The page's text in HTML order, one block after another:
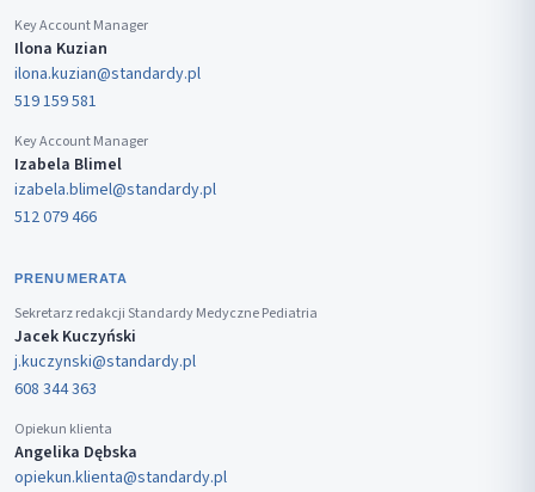
Key Account Manager
Ilona Kuzian
ilona.kuzian@standardy.pl
519 159 581
Key Account Manager
Izabela Blimel
izabela.blimel@standardy.pl
512 079 466
PRENUMERATA
Sekretarz redakcji Standardy Medyczne Pediatria
Jacek Kuczyński
j.kuczynski@standardy.pl
608 344 363
Opiekun klienta
Angelika Dębska
opiekun.klienta@standardy.pl